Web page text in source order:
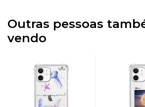
Outras pessoas
vendo